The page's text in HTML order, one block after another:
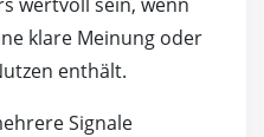
klare Meinung oder
enthält.
Signale